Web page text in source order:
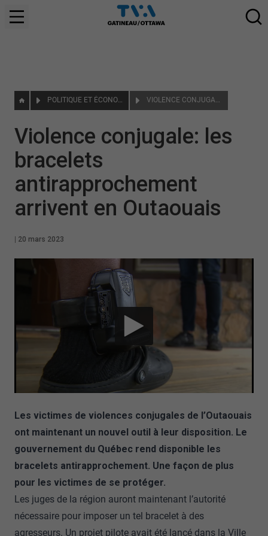
POLITIQUE ET ÉCONOMIE VIOLENCE CONJUGALE: LES BRACELETS ANTIRAPPROCHEMENT ARRIVENT EN OUTAOUAIS
Violence conjugale: les
bracelets
antirapprochement
arrivent en Outaouais
20 mars 2023
Les victimes de violences conjugales de l’Outaouais
ont maintenant un nouvel outil à leur disposition. Le
gouvernement du Québec rend disponible les
bracelets antirapprochement. Une façon de plus
pour les victimes de se protéger.
Les juges de la région auront maintenant l’autorité
nécessaire pour imposer un tel bracelet à des
agresseurs. Un projet pilote avait été lancé dans la Ville